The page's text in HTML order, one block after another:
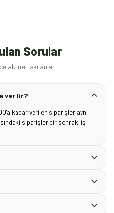
Sorular
aklına takılanlar
verilir?
kadar verilen siparişler aynı
siparişler bir sonraki iş